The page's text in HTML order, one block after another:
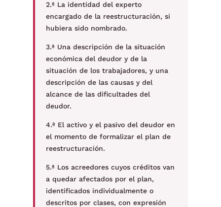
2.ª La identidad del experto
encargado de la reestructuración, si
hubiera sido nombrado.
3.ª Una descripción de la situación
económica del deudor y de la
situación de los trabajadores, y una
descripción de las causas y del
alcance de las dificultades del
deudor.
4.ª El activo y el pasivo del deudor en
el momento de formalizar el plan de
reestructuración.
5.ª Los acreedores cuyos créditos van
a quedar afectados por el plan,
identificados individualmente o
descritos por clases, con expresión